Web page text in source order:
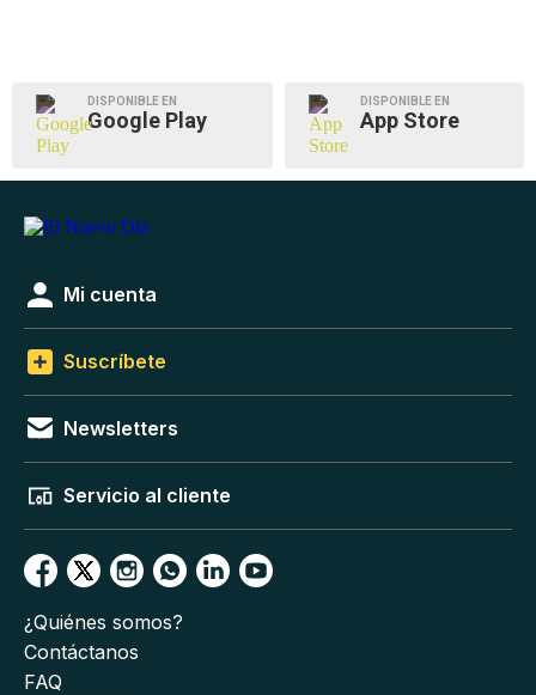
DISPONIBLE EN
Google Play
DISPONIBLE EN
App Store
Mi cuenta
Suscríbete
Newsletters
Servicio al cliente
¿Quiénes somos?
Contáctanos
FAQ